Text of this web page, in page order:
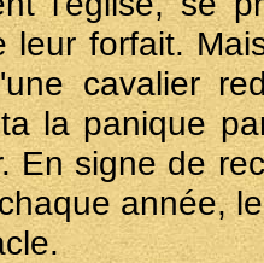
leur forfait.
cavalier
la panique
En signe de
année,